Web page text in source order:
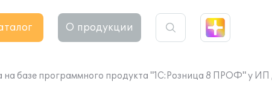
О продукции
на базе программного продукта "1С:Розница 8 ПРОФ" у